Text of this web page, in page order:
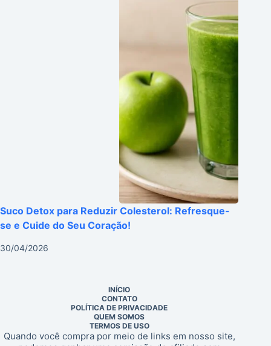
Suco Detox para Reduzir Colesterol: Refresque-
se e Cuide do Seu Coração!
30/04/2026
INÍCIO
CONTATO
POLÍTICA DE PRIVACIDADE
QUEM SOMOS
TERMOS DE USO
Quando você compra por meio de links em nosso site,